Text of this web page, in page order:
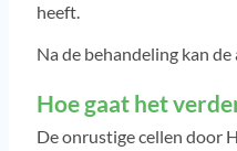
heeft.
Na de behandeling kan
Hoe gaat het
De onrustige cellen door